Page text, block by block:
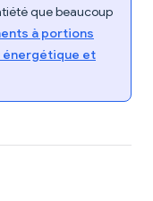
que beaucoup
à portions
énergétique et